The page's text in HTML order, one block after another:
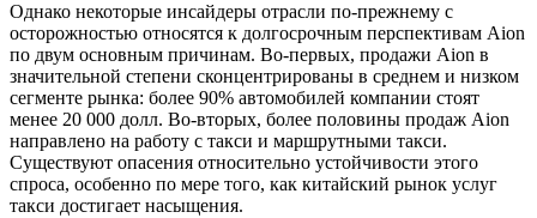
Однако некоторые инсайдеры отрасли по-прежнему с
осторожностью относятся к долгосрочным перспективам Aion
по двум основным причинам. Во-первых, продажи Aion в
значительной степени сконцентрированы в среднем и низком
сегменте рынка: более 90% автомобилей компании стоят
менее 20 000 долл. Во-вторых, более половины продаж Aion
направлено на работу с такси и маршрутными такси.
Существуют опасения относительно устойчивости этого
спроса, особенно по мере того, как китайский рынок услуг
такси достигает насыщения.